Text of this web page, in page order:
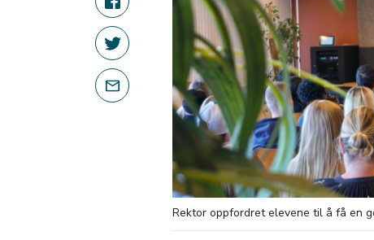
Rektor oppfordret elevene til å få en